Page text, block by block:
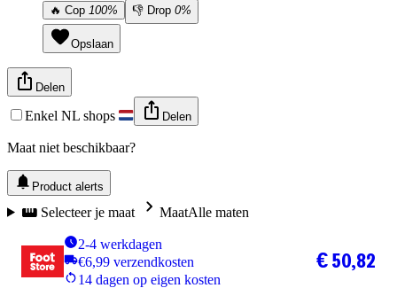
🔥 Cop 100% 👎 Drop 0%
Opslaan
Delen
Enkel NL shops Delen
Maat niet beschikbaar?
Product alerts
Selecteer je maat MaatAlle maten
2-4 werkdagen
€6,99 verzendkosten
14 dagen op eigen kosten
€ 50,82